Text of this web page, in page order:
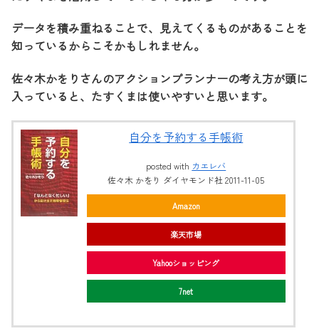
データを積み重ねることで、見えてくるものがあることを
知っているからこそかもしれません。
佐々木かをりさんのアクションプランナーの考え方が頭に
入っていると、たすくまは使いやすいと思います。
自分を予約する手帳術
posted with カエレバ
佐々木 かをり ダイヤモンド社 2011-11-05
Amazon
楽天市場
Yahooショッピング
7net